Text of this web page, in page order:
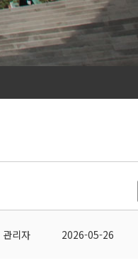
관리자 2026-05-26